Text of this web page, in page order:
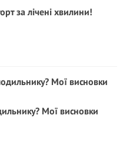
за лічені хвилини!
Мої висновки